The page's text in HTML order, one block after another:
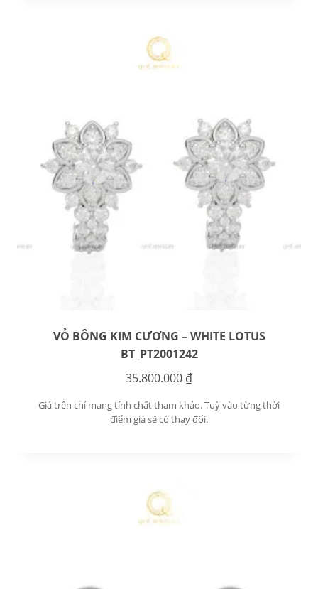
VỎ BÔNG KIM CƯƠNG – WHITE LOTUS
BT_PT2001242
35.800.000 ₫
Giá trên chỉ mang tính chất tham khảo. Tuỳ vào từng thời
điểm giá sẽ có thay đổi.